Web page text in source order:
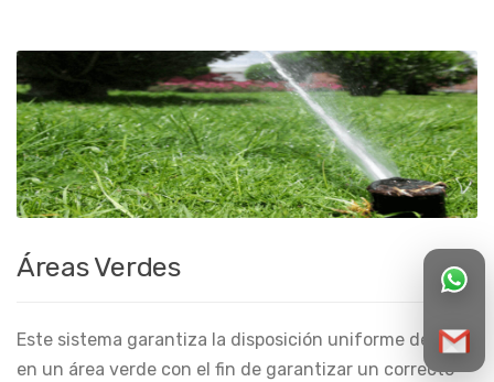
Áreas Verdes
Este sistema garantiza la disposición uniforme de agua
en un área verde con el fin de garantizar un correcto